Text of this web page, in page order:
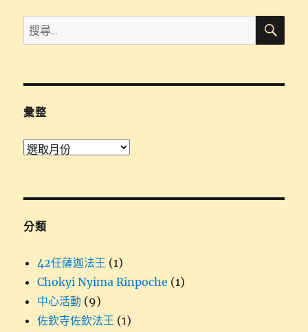
搜
尋
鍵
搜
彙整
彙
分類
42任薩迦法王 (1)
Chokyi Nyima Rinpoche (1)
中心活動 (9)
佐欽寺佐欽法王 (1)